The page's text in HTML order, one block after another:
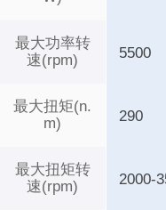
最大功率转
速(rpm)
最大扭矩(n.
m)
最大扭矩转
速(rpm)
5500
290
2000-